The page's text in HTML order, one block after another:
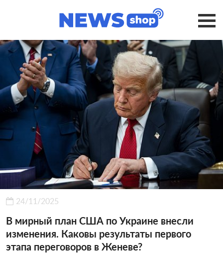
24/11/2025
В мирный план США по Украине внесли
изменения. Каковы результаты первого
этапа переговоров в Женеве?